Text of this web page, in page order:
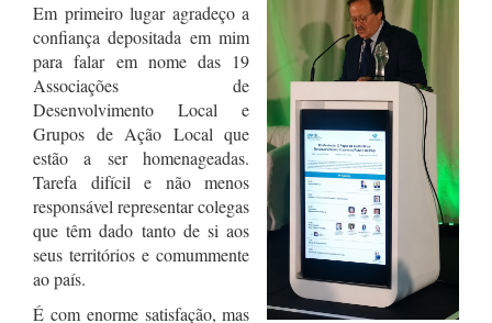
Em primeiro lugar agradeço a
confiança depositada em mim
para falar em nome das 19
Associações de
Desenvolvimento Local e
Grupos de Ação Local que
estão a ser homenageadas.
Tarefa difícil e não menos
responsável representar colegas
que têm dado tanto de si aos
seus territórios e comummente
ao país.
É com enorme satisfação, mas